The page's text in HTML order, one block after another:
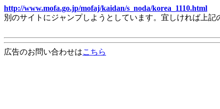
http://www.mofa.go.jp/mofaj/kaidan/s_noda/korea_1110.html
別のサイトにジャンプしようとしています。宜しければ上
広告のお問い合わせはこちら